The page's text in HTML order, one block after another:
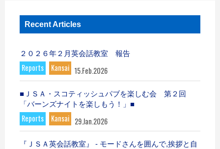
Recent Articles
２０２６年２月英会話教室 報告
Reports Kansai 15.Feb.2026
■ＪＳＡ・スコティッシュパブを楽しむ会 第２回
「バーンズナイトを楽しもう！」■
Reports Kansai 29.Jan.2026
『ＪＳＡ英会話教室』 - モードさんを囲んで,挨拶と自